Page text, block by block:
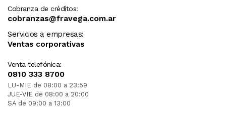
Cobranza de créditos:
cobranzas@fravega.com.ar
Servicios a empresas:
Ventas corporativas
Venta telefónica:
0810 333 8700
LU-MIE de 08:00 a 23:59
JUE-VIE de 08:00 a 20:00
SA de 09:00 a 13:00